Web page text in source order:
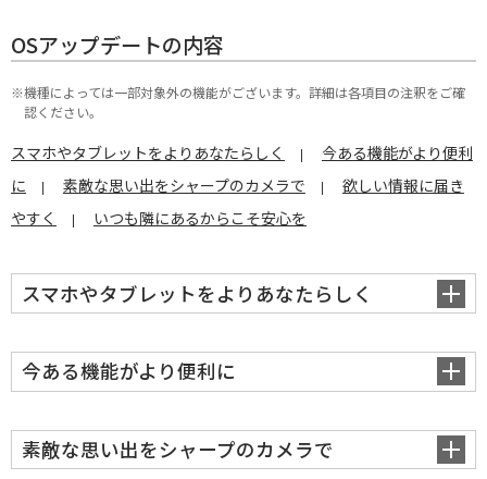
OSアップデートの内容
※機種によっては一部対象外の機能がございます。詳細は各項目の注釈をご確
認ください。
スマホやタブレットをよりあなたらしく
今ある機能がより便利
に
素敵な思い出をシャープのカメラで
欲しい情報に届き
やすく
いつも隣にあるからこそ安心を
スマホやタブレットをよりあなたらしく
今ある機能がより便利に
素敵な思い出をシャープのカメラで